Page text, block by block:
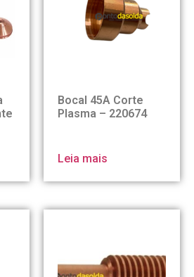
Bocal 45A Corte
Plasma – 220674
Leia mais